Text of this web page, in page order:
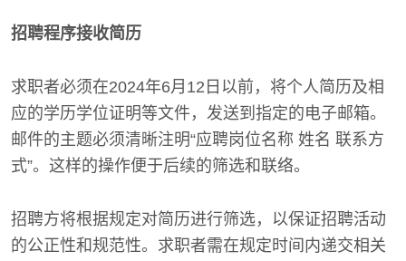
招聘程序接收简历
求职者必须在2024年6月12日以前，将个人简历及相
应的学历学位证明等文件，发送到指定的电子邮箱。
邮件的主题必须清晰注明“应聘岗位名称 姓名 联系方
式”。这样的操作便于后续的筛选和联络。
招聘方将根据规定对简历进行筛选，以保证招聘活动
的公正性和规范性。求职者需在规定时间内递交相关